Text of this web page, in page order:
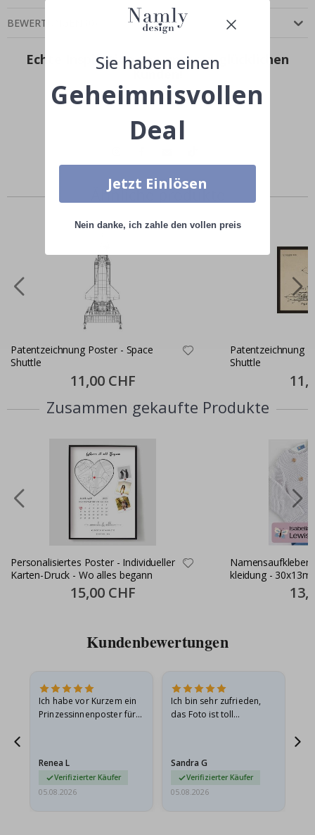
BEWERTUNGEN
Echte Inspiration von unseren glücklichen
Kunden!
Teile dein Bild mit #namly_design
Ähnliche produkte
Patentzeichnung Poster - Space
Shuttle
Special
Price
11,00 CHF
Patentzeichnung
Shuttle
Price
Zusammen gekaufte Produkte
Personalisiertes Poster - Individueller
Karten-Druck - Wo alles begann
Special
Price
15,00 CHF
Namensaufkleber
kleidung -
Price
Kundenbewertungen
Ich habe vor Kurzem ein
Prinzessinnenposter für
beschädigt…
Renea L
Verifizierter Käufer
05.08.2026
Ich bin sehr zufrieden,
das Foto ist toll
außerdem…
Sandra G
Verifizierter Käufer
05.08.2026
Sie haben einen
Geheimnisvollen
Deal
Jetzt Einlösen
Nein danke, ich zahle den vollen preis